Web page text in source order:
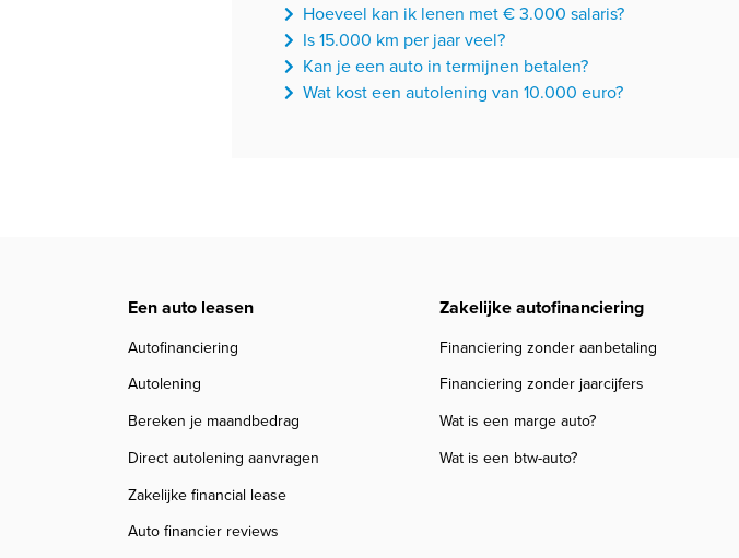
Hoeveel kan ik lenen met € 3.000 salaris?
Is 15.000 km per jaar veel?
Kan je een auto in termijnen betalen?
Wat kost een autolening van 10.000 euro?
Een auto leasen
Autofinanciering
Autolening
Bereken je maandbedrag
Direct autolening aanvragen
Zakelijke financial lease
Auto financier reviews
Zakelijke autofinanciering
Financiering zonder aanbetaling
Financiering zonder jaarcijfers
Wat is een marge auto?
Wat is een btw-auto?